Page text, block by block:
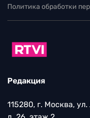
Политика обработки
Редакция
115280, г. Москва,